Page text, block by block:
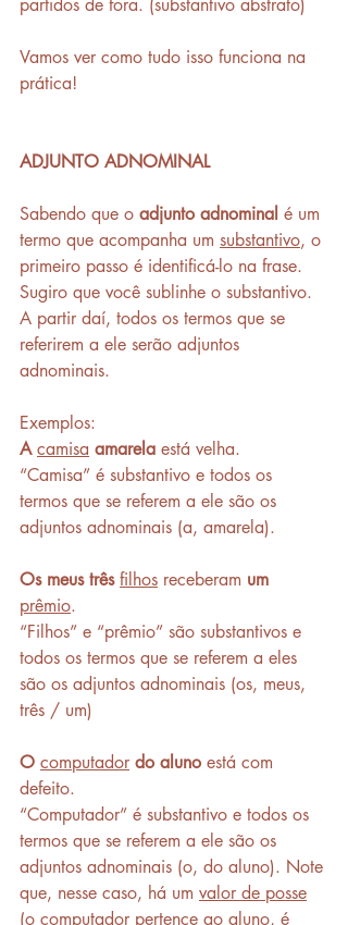
Vamos ver como tudo isso funciona na
prática!
ADJUNTO ADNOMINAL
Sabendo que o adjunto adnominal é um
termo que acompanha um substantivo, o
primeiro passo é identificá-lo na frase.
Sugiro que você sublinhe o substantivo.
A partir daí, todos os termos que se
referirem a ele serão adjuntos
adnominais.
Exemplos:
A camisa amarela está velha.
“Camisa” é substantivo e todos os
termos que se referem a ele são os
adjuntos adnominais (a, amarela).
Os meus três filhos receberam um
prêmio.
“Filhos” e “prêmio” são substantivos e
todos os termos que se referem a eles
são os adjuntos adnominais (os, meus,
três / um)
O computador do aluno está com
defeito.
“Computador” é substantivo e todos os
termos que se referem a ele são os
adjuntos adnominais (o, do aluno). Note
que, nesse caso, há um valor de posse
(o computador pertence ao aluno, é